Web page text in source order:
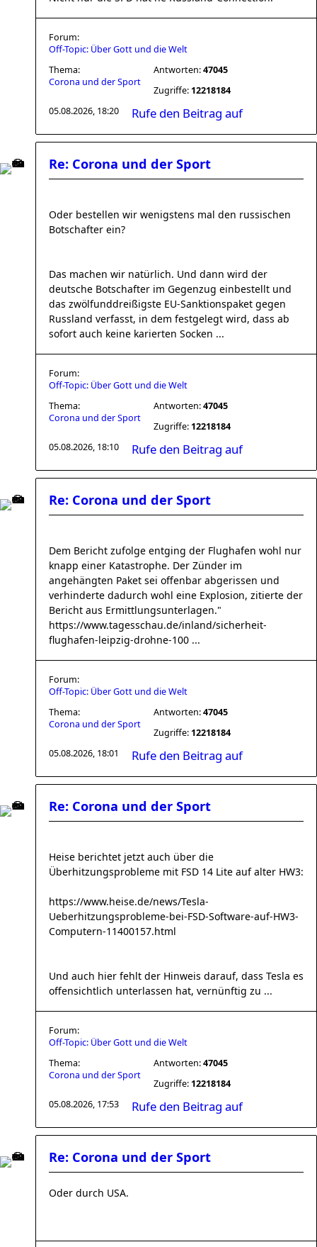
Forum:
Off-Topic: Über Gott und die Welt
Thema:
Corona und der Sport
Antworten:47045
Zugriffe: 12218184
05.08.2026, 18:20
Rufe den Beitrag auf
Re: Corona und der Sport
Oder bestellen wir wenigstens mal den russischen
Botschafter ein?
Das machen wir natürlich. Und dann wird der
deutsche Botschafter im Gegenzug einbestellt und
das zwölfunddreißigste EU-Sanktionspaket gegen
Russland verfasst, in dem festgelegt wird, dass ab
sofort auch keine karierten Socken ...
Forum:
Off-Topic: Über Gott und die Welt
Thema:
Corona und der Sport
Antworten:47045
Zugriffe: 12218184
05.08.2026, 18:10
Rufe den Beitrag auf
Re: Corona und der Sport
Dem Bericht zufolge entging der Flughafen wohl nur
knapp einer Katastrophe. Der Zünder im
angehängten Paket sei offenbar abgerissen und
verhinderte dadurch wohl eine Explosion, zitierte der
Bericht aus Ermittlungsunterlagen."
https://www.tagesschau.de/inland/sicherheit-
flughafen-leipzig-drohne-100 ...
Forum:
Off-Topic: Über Gott und die Welt
Thema:
Corona und der Sport
Antworten:47045
Zugriffe: 12218184
05.08.2026, 18:01
Rufe den Beitrag auf
Re: Corona und der Sport
Heise berichtet jetzt auch über die
Überhitzungsprobleme mit FSD 14 Lite auf alter HW3:
https://www.heise.de/news/Tesla-
Ueberhitzungsprobleme-bei-FSD-Software-auf-HW3-
Computern-11400157.html
Und auch hier fehlt der Hinweis darauf, dass Tesla es
offensichtlich unterlassen hat, vernünftig zu ...
Forum:
Off-Topic: Über Gott und die Welt
Thema:
Corona und der Sport
Antworten:47045
Zugriffe: 12218184
05.08.2026, 17:53
Rufe den Beitrag auf
Re: Corona und der Sport
Oder durch USA.